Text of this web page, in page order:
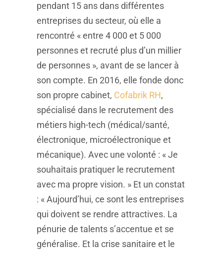
pendant 15 ans dans différentes
entreprises du secteur, où elle a
rencontré « entre 4 000 et 5 000
personnes et recruté plus d’un millier
de personnes », avant de se lancer à
son compte. En 2016, elle fonde donc
son propre cabinet, Cofabrik RH,
spécialisé dans le recrutement des
métiers high-tech (médical/santé,
électronique, microélectronique et
mécanique). Avec une volonté : « Je
souhaitais pratiquer le recrutement
avec ma propre vision. » Et un constat
: « Aujourd’hui, ce sont les entreprises
qui doivent se rendre attractives. La
pénurie de talents s’accentue et se
généralise. Et la crise sanitaire et le